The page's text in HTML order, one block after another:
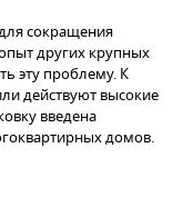
сокращения
других крупных
эту проблему. К
действуют высокие
введена
домов.